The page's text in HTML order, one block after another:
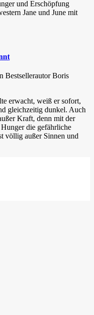
und Erschöpfung
Jane und June mit
Bestsellerautor Boris
erwacht, weiß er sofort,
gleichzeitig dunkel. Auch
Kraft, denn mit der
die gefährliche
völlig außer Sinnen und